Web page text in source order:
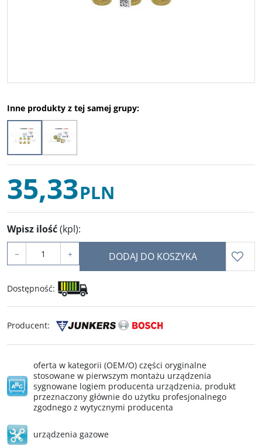
Inne produkty z tej samej grupy:
35,33PLN
Wpisz ilość(kpl):
− + DODAJ DO KOSZYKA
Dostępność:
Producent:
oferta w kategorii (OEM/O) części oryginalne
stosowane w pierwszym montażu urządzenia
sygnowane logiem producenta urządzenia, produkt
przeznaczony głównie do użytku profesjonalnego
zgodnego z wytycznymi producenta
urządzenia gazowe